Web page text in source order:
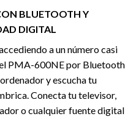
BLUETOOTH Y
DIGITAL
a un número casi
PMA-600NE por Bluetooth
y escucha tu
Conecta tu televisor,
o cualquier fuente digital